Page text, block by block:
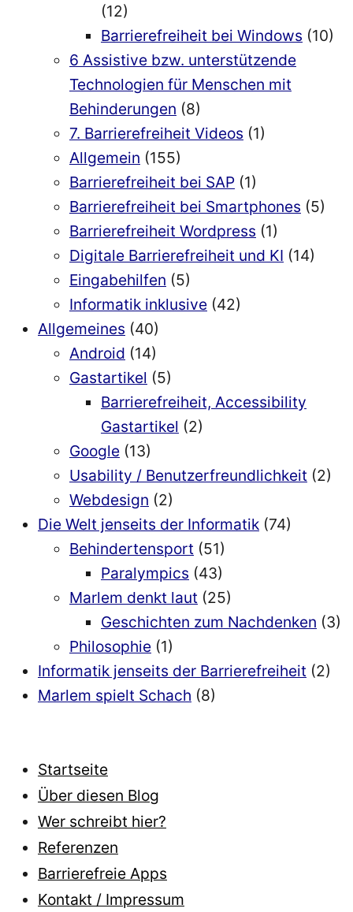
(12)
Barrierefreiheit bei Windows (10)
6 Assistive bzw. unterstützende
Technologien für Menschen mit
Behinderungen (8)
7. Barrierefreiheit Videos (1)
Allgemein (155)
Barrierefreiheit bei SAP (1)
Barrierefreiheit bei Smartphones (5)
Barrierefreiheit Wordpress (1)
Digitale Barrierefreiheit und KI (14)
Eingabehilfen (5)
Informatik inklusive (42)
Allgemeines (40)
Android (14)
Gastartikel (5)
Barrierefreiheit, Accessibility
Gastartikel (2)
Google (13)
Usability / Benutzerfreundlichkeit (2)
Webdesign (2)
Die Welt jenseits der Informatik (74)
Behindertensport (51)
Paralympics (43)
Marlem denkt laut (25)
Geschichten zum Nachdenken (3)
Philosophie (1)
Informatik jenseits der Barrierefreiheit (2)
Marlem spielt Schach (8)
Startseite
Über diesen Blog
Wer schreibt hier?
Referenzen
Barrierefreie Apps
Kontakt / Impressum